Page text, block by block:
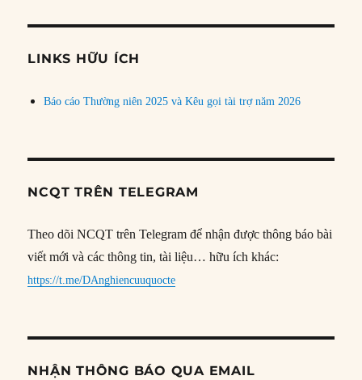
đề
LINKS HỮU ÍCH
Báo cáo Thường niên 2025 và Kêu gọi tài trợ năm 2026
NCQT TRÊN TELEGRAM
Theo dõi NCQT trên Telegram để nhận được thông báo bài
viết mới và các thông tin, tài liệu… hữu ích khác:
https://t.me/DAnghiencuuquocte
NHẬN THÔNG BÁO QUA EMAIL